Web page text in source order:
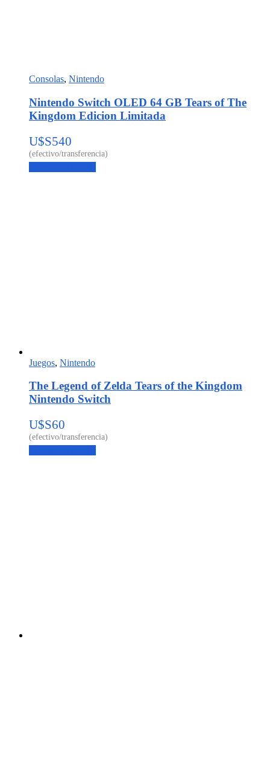
Consolas, Nintendo
Nintendo Switch OLED 64 GB Tears of The
Kingdom Edicion Limitada
U$S540
Juegos, Nintendo
The Legend of Zelda Tears of the Kingdom
Nintendo Switch
U$S60